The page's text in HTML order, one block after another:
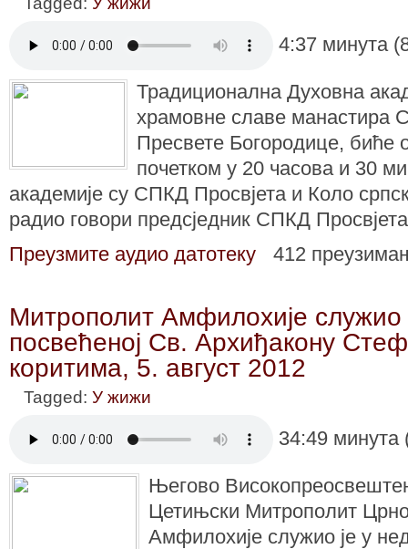
4:37 минута
Традиционална Духовна
храмовне славе манастира
Пресвете Богородице, биће
почетком у 20 часова и 30
академије су СПКД Просвјета и Коло
радио говори предсједник СПКД
Преузмите аудио датотеку
412
Митрополит Амфилохије служио
посвећеној Св. Архиђакону
коритима, 5. август 2012
Tagged: У жижи
34:49
Његово
Цетињски Митрополит
Амфилохије служио је у